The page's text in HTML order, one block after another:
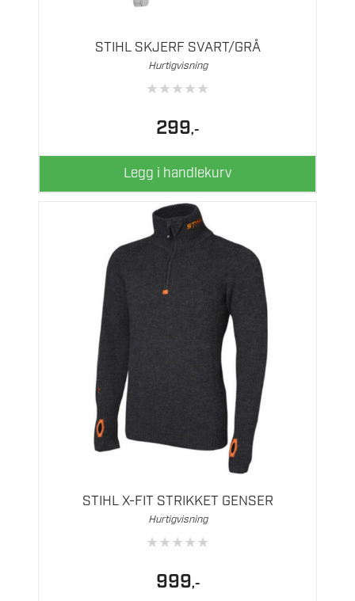
STIHL SKJERF SVART/GRÅ
Hurtigvisning
★★★★★
299,-
Legg i handlekurv
STIHL X-FIT STRIKKET GENSER
Hurtigvisning
★★★★★
999,-
produktet